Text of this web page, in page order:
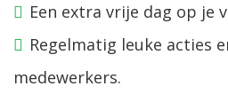
Een extra vrije dag op je
Regelmatig leuke acties
medewerkers.